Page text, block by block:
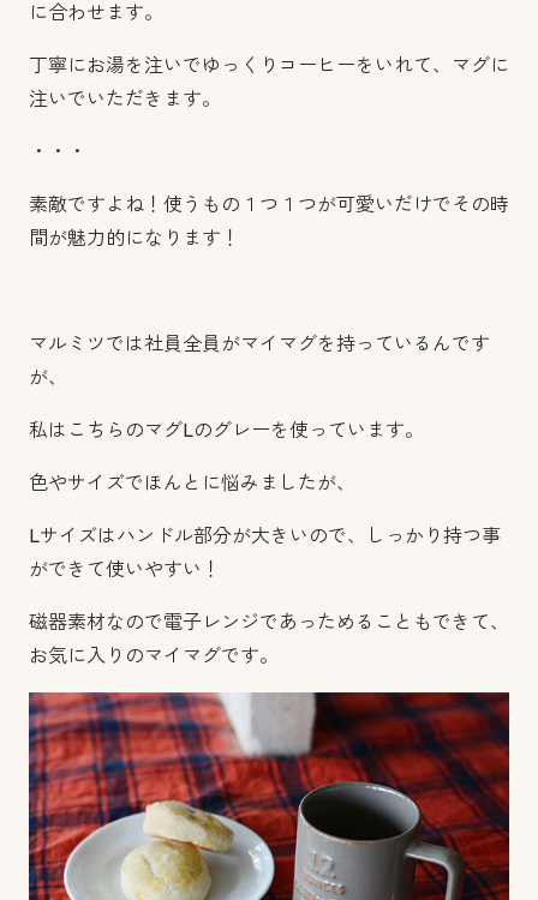
に合わせます。
丁寧にお湯を注いでゆっくりコーヒーをいれて、マグに
注いでいただきます。
・・・
素敵ですよね！使うもの１つ１つが可愛いだけでその時
間が魅力的になります！
マルミツでは社員全員がマイマグを持っているんです
が、
私はこちらのマグLのグレーを使っています。
色やサイズでほんとに悩みましたが、
Lサイズはハンドル部分が大きいので、しっかり持つ事
ができて使いやすい！
磁器素材なので電子レンジであっためることもできて、
お気に入りのマイマグです。